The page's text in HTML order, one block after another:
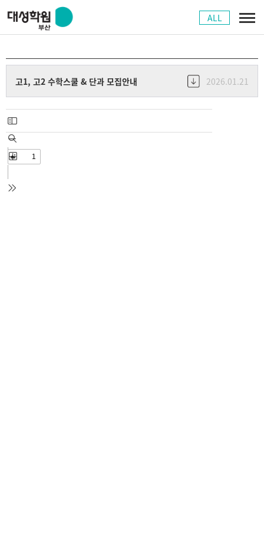
ALL
고1, 고2 수학스쿨 & 단과 모집안내 2026.01.21